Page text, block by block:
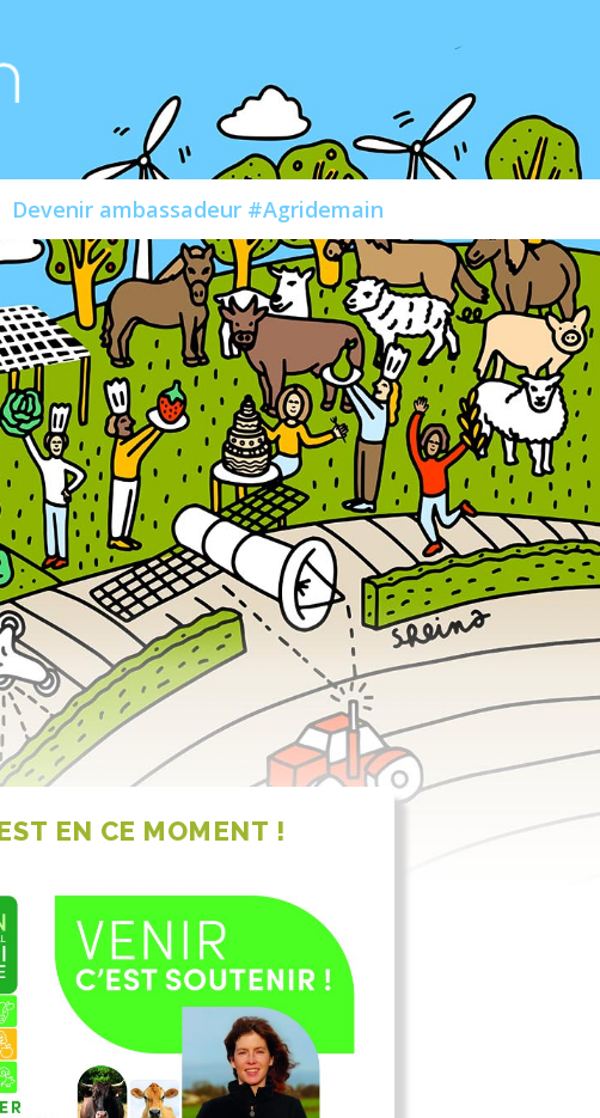
Devenir ambassadeur #Agridemain
EN CE MOMENT !